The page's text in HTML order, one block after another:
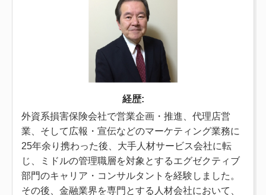
経歴:
外資系損害保険会社で営業企画・推進、代理店営
業、そして広報・宣伝などのマーケティング業務に
25年余り携わった後、大手人材サービス会社に転
じ、ミドルの管理職層を対象とするエグゼクティブ
部門のキャリア・コンサルタントを経験しました。
その後、金融業界を専門とする人材会社において、